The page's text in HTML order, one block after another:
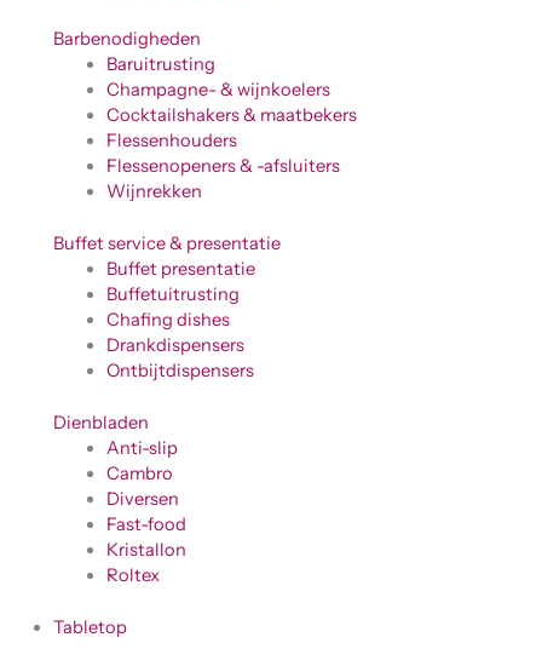
Barbenodigheden
Baruitrusting
Champagne- & wijnkoelers
Cocktailshakers & maatbekers
Flessenhouders
Flessenopeners & -afsluiters
Wijnrekken
Buffet service & presentatie
Buffet presentatie
Buffetuitrusting
Chafing dishes
Drankdispensers
Ontbijtdispensers
Dienbladen
Anti-slip
Cambro
Diversen
Fast-food
Kristallon
Roltex
Tabletop